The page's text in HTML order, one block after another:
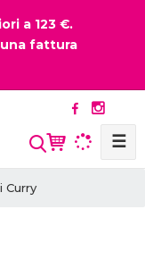
a 123 €.
una fattura
☰
Curry